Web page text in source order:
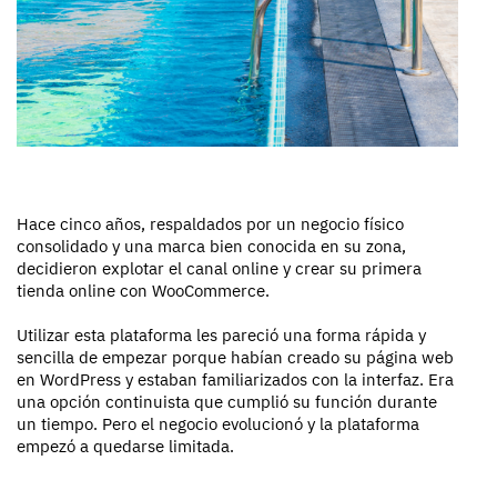
Hace cinco años, respaldados por un negocio físico
consolidado y una marca bien conocida en su zona,
decidieron explotar el canal online y crear su primera
tienda online con WooCommerce.
Utilizar esta plataforma les pareció una forma rápida y
sencilla de empezar porque habían creado su página web
en WordPress y estaban familiarizados con la interfaz. Era
una opción continuista que cumplió su función durante
un tiempo. Pero el negocio evolucionó y la plataforma
empezó a quedarse limitada.